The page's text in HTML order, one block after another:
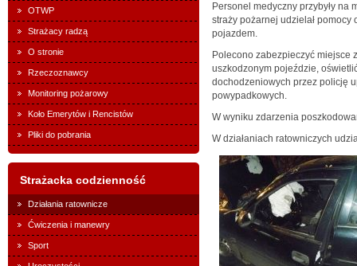
OTWP
Strażacy radzą
O stronie
Rzeczoznawcy
Monitoring pożarowy
Koło Emerytów i Rencistów
Pliki do pobrania
Strażacka codzienność
Działania ratownicze
Ćwiczenia i manewry
Sport
Personel medyczny przybyły na
straży pożarnej udzielał
pojazdem.
Polecono zabezpieczyć miejsce
uszkodzonym pojeździe,
dochodzeniowych przez policję
powypadkowych.
W wyniku zdarzenia
W działaniach ratowniczych